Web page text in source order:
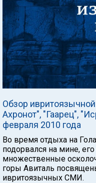
Обзор
Ахронот", "Гаарец",
февраля 2010 года
Во время отдыха на
подорвался на мине,
множественные
горы Авиталь
ивритоязычных СМИ.